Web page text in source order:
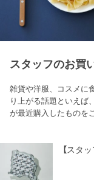
スタッフのお買
雑貨や洋服、コスメに
り上がる話題といえば
が最近購入したものを
【スタ